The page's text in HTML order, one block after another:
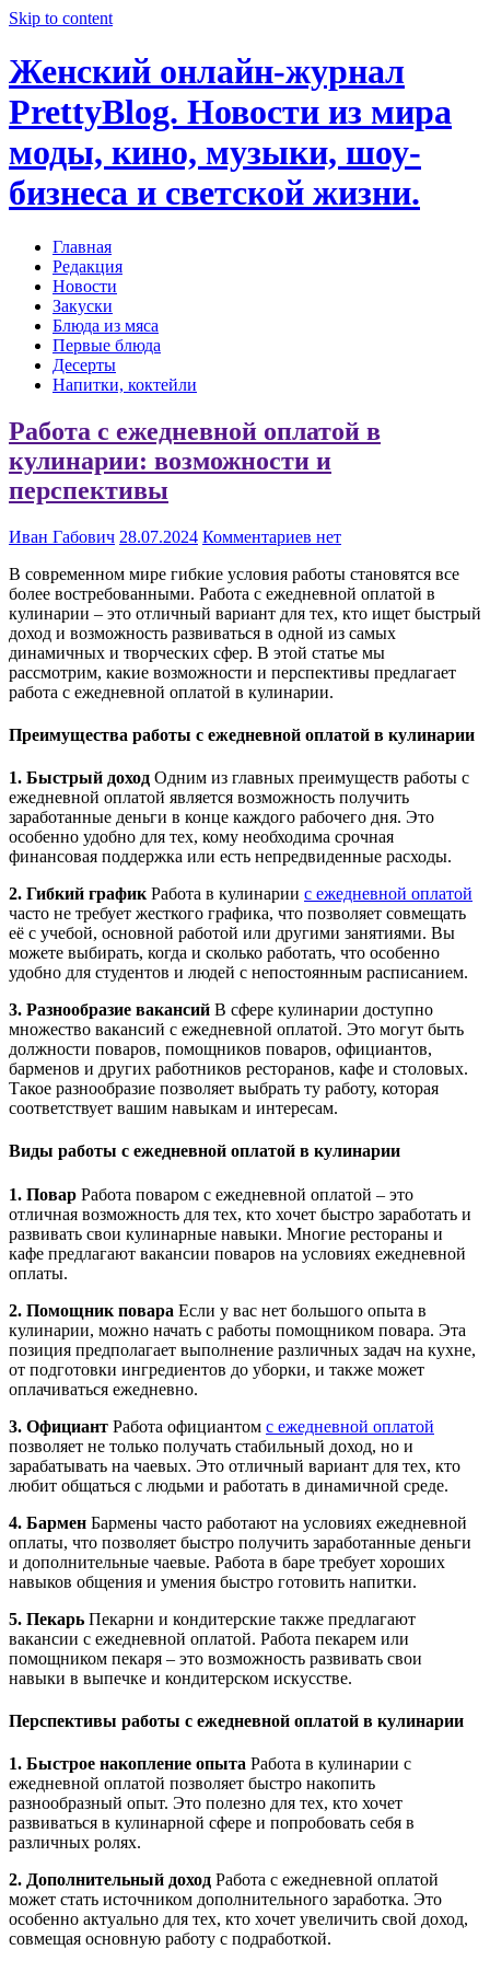
Skip to content
Женский онлайн-журнал
PrettyBlog. Новости из мира
моды, кино, музыки, шоу-
бизнеса и светской жизни.
Главная
Редакция
Новости
Закуски
Блюда из мяса
Первые блюда
Десерты
Напитки, коктейли
Работа с ежедневной оплатой в
кулинарии: возможности и
перспективы
Иван Габович 28.07.2024 Комментариев нет
В современном мире гибкие условия работы становятся все
более востребованными. Работа с ежедневной оплатой в
кулинарии – это отличный вариант для тех, кто ищет быстрый
доход и возможность развиваться в одной из самых
динамичных и творческих сфер. В этой статье мы
рассмотрим, какие возможности и перспективы предлагает
работа с ежедневной оплатой в кулинарии.
Преимущества работы с ежедневной оплатой в кулинарии
1. Быстрый доход Одним из главных преимуществ работы с
ежедневной оплатой является возможность получить
заработанные деньги в конце каждого рабочего дня. Это
особенно удобно для тех, кому необходима срочная
финансовая поддержка или есть непредвиденные расходы.
2. Гибкий график Работа в кулинарии с ежедневной оплатой
часто не требует жесткого графика, что позволяет совмещать
её с учебой, основной работой или другими занятиями. Вы
можете выбирать, когда и сколько работать, что особенно
удобно для студентов и людей с непостоянным расписанием.
3. Разнообразие вакансий В сфере кулинарии доступно
множество вакансий с ежедневной оплатой. Это могут быть
должности поваров, помощников поваров, официантов,
барменов и других работников ресторанов, кафе и столовых.
Такое разнообразие позволяет выбрать ту работу, которая
соответствует вашим навыкам и интересам.
Виды работы с ежедневной оплатой в кулинарии
1. Повар Работа поваром с ежедневной оплатой – это
отличная возможность для тех, кто хочет быстро заработать и
развивать свои кулинарные навыки. Многие рестораны и
кафе предлагают вакансии поваров на условиях ежедневной
оплаты.
2. Помощник повара Если у вас нет большого опыта в
кулинарии, можно начать с работы помощником повара. Эта
позиция предполагает выполнение различных задач на кухне,
от подготовки ингредиентов до уборки, и также может
оплачиваться ежедневно.
3. Официант Работа официантом с ежедневной оплатой
позволяет не только получать стабильный доход, но и
зарабатывать на чаевых. Это отличный вариант для тех, кто
любит общаться с людьми и работать в динамичной среде.
4. Бармен Бармены часто работают на условиях ежедневной
оплаты, что позволяет быстро получить заработанные деньги
и дополнительные чаевые. Работа в баре требует хороших
навыков общения и умения быстро готовить напитки.
5. Пекарь Пекарни и кондитерские также предлагают
вакансии с ежедневной оплатой. Работа пекарем или
помощником пекаря – это возможность развивать свои
навыки в выпечке и кондитерском искусстве.
Перспективы работы с ежедневной оплатой в кулинарии
1. Быстрое накопление опыта Работа в кулинарии с
ежедневной оплатой позволяет быстро накопить
разнообразный опыт. Это полезно для тех, кто хочет
развиваться в кулинарной сфере и попробовать себя в
различных ролях.
2. Дополнительный доход Работа с ежедневной оплатой
может стать источником дополнительного заработка. Это
особенно актуально для тех, кто хочет увеличить свой доход,
совмещая основную работу с подработкой.